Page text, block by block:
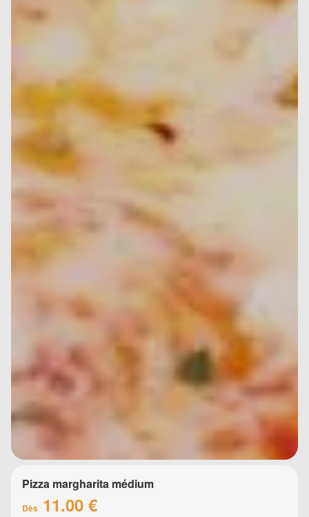
Pizza margharita médium
Dès 11.00 €